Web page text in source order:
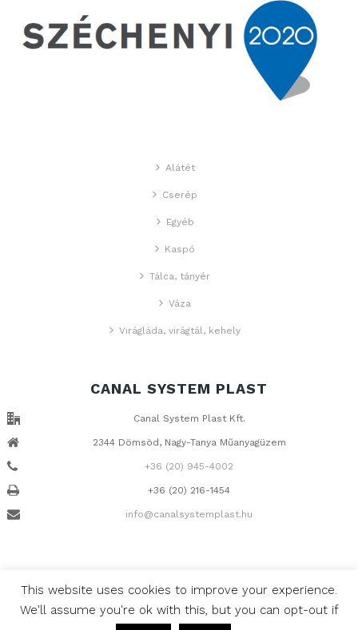
Alátét
Cserép
Egyéb
Kaspó
Tálca, tányér
Váza
Virágláda, virágtál, kehely
CANAL SYSTEM PLAST
Canal System Plast Kft.
2344 Dömsöd, Nagy-Tanya Műanyagüzem
+36 (20) 945-4002
+36 (20) 216-1454
info@canalsystemplast.hu
Minden jog fenntartva, © 2017 Canal Systems Kft. Design & Web:
This website uses cookies to improve your experience.
We'll assume you're ok with this, but you can opt-out if